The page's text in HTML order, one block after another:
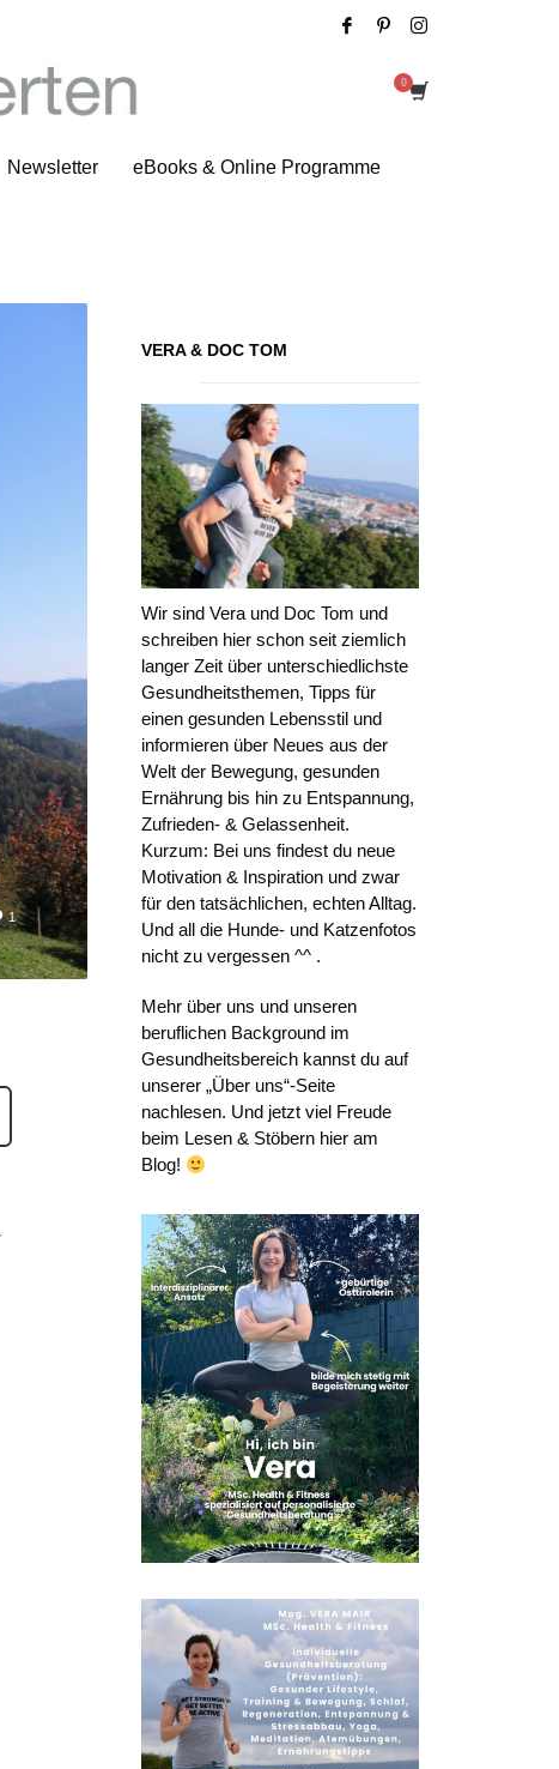
Newsletter eBooks & Online Programme
Tag: Wanderweg
1
VERA & DOC TOM
Wir sind Vera und Doc Tom und
schreiben hier schon seit ziemlich
langer Zeit über unterschiedlichste
Gesundheitsthemen, Tipps für
einen gesunden Lebensstil und
informieren über Neues aus der
Welt der Bewegung, gesunden
Ernährung bis hin zu Entspannung,
Zufrieden- & Gelassenheit.
Kurzum: Bei uns findest du neue
Motivation & Inspiration und zwar
für den tatsächlichen, echten Alltag.
Und all die Hunde- und Katzenfotos
nicht zu vergessen ^^ .
Mehr über uns und unseren
beruflichen Background im
Gesundheitsbereich kannst du auf
unserer „Über uns“-Seite
nachlesen. Und jetzt viel Freude
beim Lesen & Stöbern hier am
Blog!